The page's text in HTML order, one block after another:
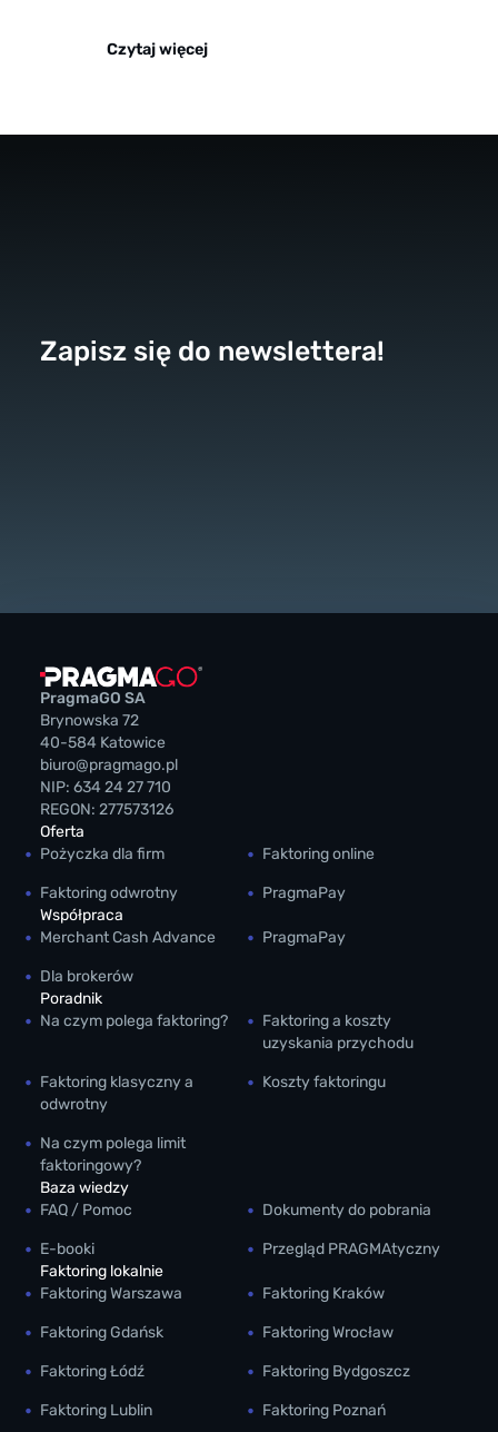
Czytaj więcej
Zapisz się do newslettera!
PragmaGO SA
Brynowska 72
40-584 Katowice
biuro@pragmago.pl
NIP: 634 24 27 710
REGON: 277573126
Oferta
Pożyczka dla firm
Faktoring online
Faktoring odwrotny
PragmaPay
Współpraca
Merchant Cash Advance
PragmaPay
Dla brokerów
Poradnik
Na czym polega faktoring?
Faktoring a koszty
uzyskania przychodu
Faktoring klasyczny a
odwrotny
Koszty faktoringu
Na czym polega limit
faktoringowy?
Baza wiedzy
FAQ / Pomoc
Dokumenty do pobrania
E-booki
Przegląd PRAGMAtyczny
Faktoring lokalnie
Faktoring Warszawa
Faktoring Kraków
Faktoring Gdańsk Faktoring Wrocław
Faktoring Łódź Faktoring Bydgoszcz
Faktoring Lublin Faktoring Poznań